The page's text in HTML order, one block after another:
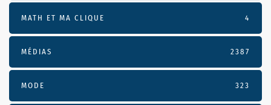
MATH ET MA CLIQUE 4
MÉDIAS 2387
MODE 323